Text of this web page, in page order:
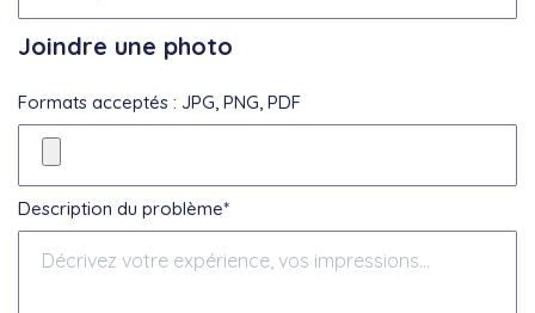
Joindre une photo
Formats acceptés : JPG, PNG, PDF
Description du problème*